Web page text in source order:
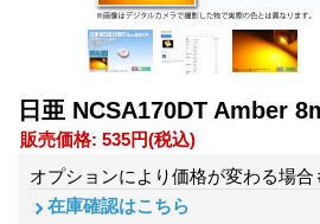
日亜 NCSA170DT Amber
販売価格: 535円(税込)
オプションにより価格が変わる場合
在庫確認はこちら